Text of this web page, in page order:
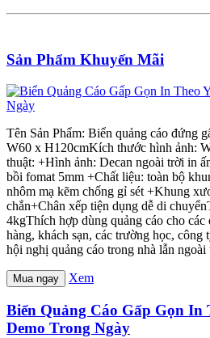
Sản Phẩm Khuyến Mãi
Tên Sản Phẩm: Biển quảng cáo đứng
W60 x H120cmKích thước hình ảnh:
thuật: +Hình ảnh: Decan ngoài trời in
bồi fomat 5mm +Chất liệu: toàn bộ
nhôm mạ kẽm chống gỉ sét +Khung
chắn+Chân xếp tiện dụng dễ di
4kgThích hợp dùng quảng cáo cho các
hàng, khách sạn, các trường học, công
hội nghị quảng cáo trong nhà lẫn ngoài
Mua ngay Xem
Biển Quảng Cáo Gấp Gọn In
Demo Trong Ngày